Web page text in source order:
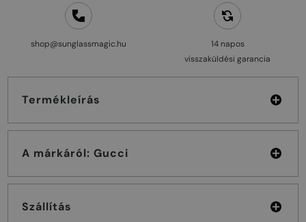
shop@sunglassmagic.hu
14 napos
visszaküldési garancia
Termékleírás
A márkáról: Gucci
Szállítás